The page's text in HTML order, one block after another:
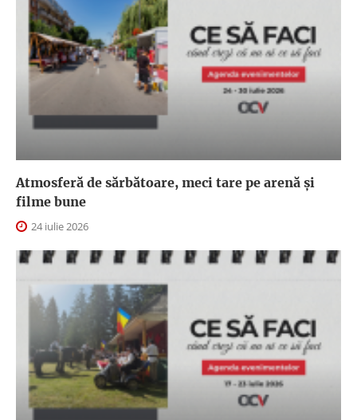
Atmosferă de sărbătoare, meci tare pe arenă și
filme bune
24 iulie 2026